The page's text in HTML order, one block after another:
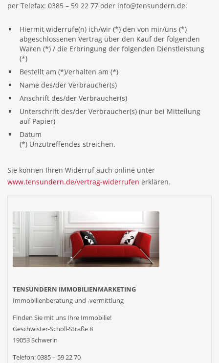
per Telefax: 0385 – 59 22 77 oder info@tensundern.de:
Hiermit widerrufe(n) ich/wir (*) den von mir/uns (*)
abgeschlossenen Vertrag über den Kauf der folgenden
Waren (*) / die Erbringung der folgenden Dienstleistung
(*)
Bestellt am (*)/erhalten am (*)
Name des/der Verbraucher(s)
Anschrift des/der Verbraucher(s)
Unterschrift des/der Verbraucher(s) (nur bei Mitteilung
auf Papier)
Datum
(*) Unzutreffendes streichen.
Sie können Ihren Widerruf auch online unter
www.tensundern.de/vertrag-widerrufen erklären.
TENSUNDERN IMMOBILIENMARKETING
Immobilienberatung und -vermittlung
Finden Sie mit uns Ihre Immobilie!
Geschwister-Scholl-Straße 8
19053 Schwerin
Telefon: 0385 – 59 22 70